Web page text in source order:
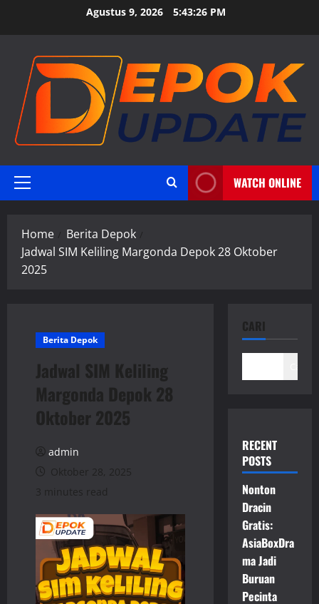
Agustus 9, 2026 5:43:26 PM
Primary
WATCH ONLINE
Home
Berita Depok
Jadwal SIM Keliling Margonda Depok 28 Oktober
2025
Berita Depok
Jadwal SIM Keliling
Margonda Depok 28
Oktober 2025
admin
Oktober 28, 2025
3 minutes read
CARI
RECENT
POSTS
Nonton
Dracin
Gratis:
AsiaBoxDra
ma Jadi
Buruan
Pecinta